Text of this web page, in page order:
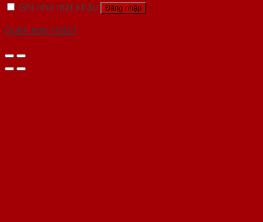
Ghi nhớ mật khẩu
Đăng nhập
Quên mật khẩu?